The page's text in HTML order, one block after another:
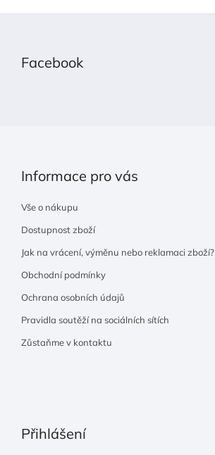
Facebook
Informace pro vás
Vše o nákupu
Dostupnost zboží
Jak na vrácení, výměnu nebo reklamaci zboží?
Obchodní podmínky
Ochrana osobních údajů
Pravidla soutěží na sociálních sítích
Zůstaňme v kontaktu
Přihlášení